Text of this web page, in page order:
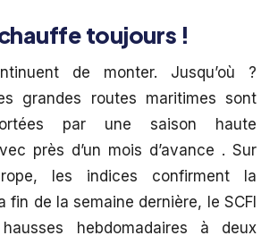
toujours !
de monter. Jusqu’où ?
grandes routes maritimes sont
par une saison haute
près d’un mois d’avance . Sur
les indices confirment la
fin de la semaine dernière, le SCFI
hebdomadaires à deux